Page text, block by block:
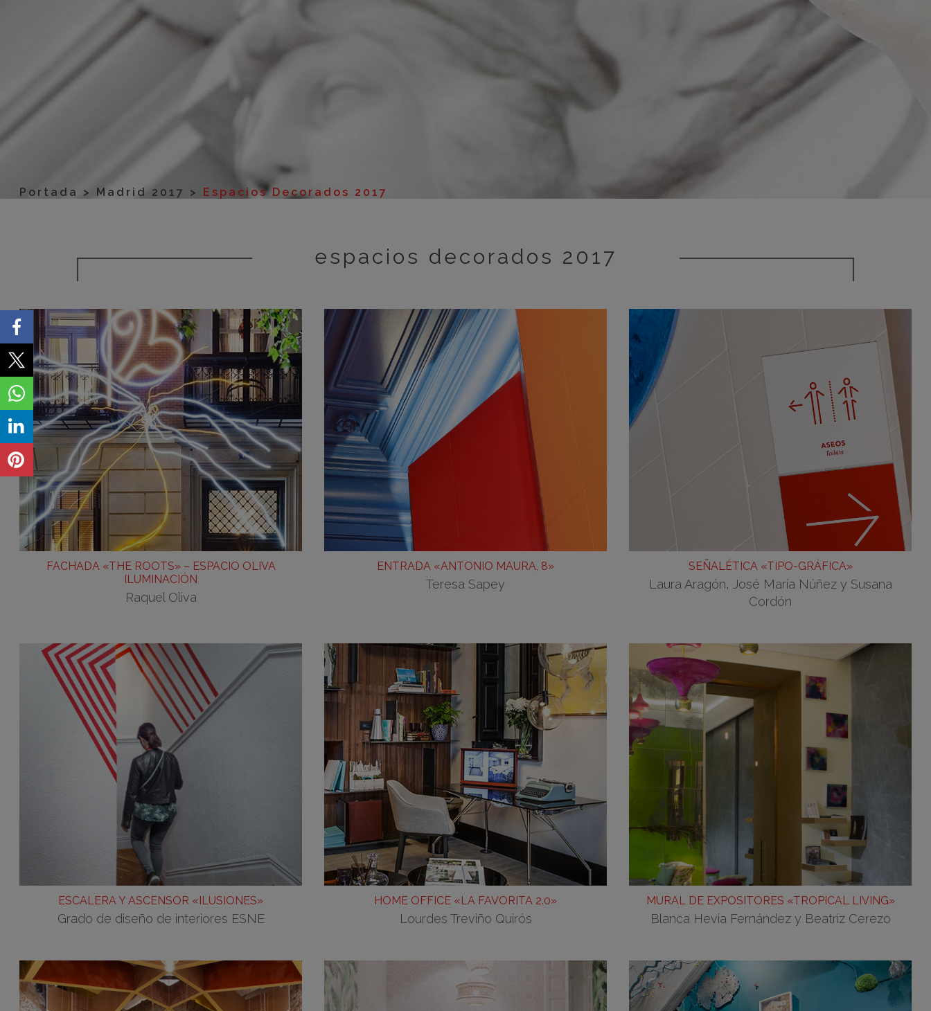
madrid 2012
Portada > Madrid 2017 > Espacios Decorados 2017
espacios decorados 2017
FACHADA «THE ROOTS» – ESPACIO OLIVA
ILUMINACIÓN
Raquel Oliva
ENTRADA «ANTONIO MAURA, 8»
Teresa Sapey
SEÑALÉTICA «TIPO-GRÁFICA»
Laura Aragón, José María Núñez y Susana
Cordón
ESCALERA Y ASCENSOR «ILUSIONES»
Grado de diseño de interiores ESNE
HOME OFFICE «LA FAVORITA 2.0»
Lourdes Treviño Quirós
MURAL DE EXPOSITORES «TROPICAL LIVING»
Blanca Hevia Fernández y Beatriz Cerezo